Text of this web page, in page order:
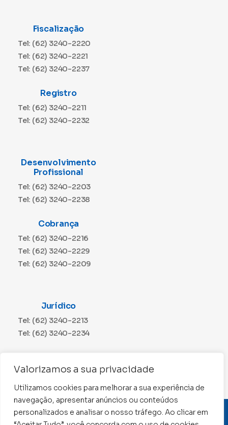
Valorizamos a sua privacidade
Utilizamos cookies para melhorar a sua experiência de
navegação, apresentar anúncios ou conteúdos
personalizados e analisar o nosso tráfego. Ao clicar em
Fiscalização
Tel: (62) 3240-2220
Tel: (62) 3240-2221
Tel: (62) 3240-2237
Registro
Tel: (62) 3240-2211
Tel: (62) 3240-2232
Desenvolvimento
Profissional
Tel: (62) 3240-2203
Tel: (62) 3240-2238
Cobrança
Tel: (62) 3240-2216
Tel: (62) 3240-2229
Tel: (62) 3240-2209
Jurídico
Tel: (62) 3240-2213
Tel: (62) 3240-2234
Tel: (62) 3240-2230
CNPJ: 01.015.676/0001-11